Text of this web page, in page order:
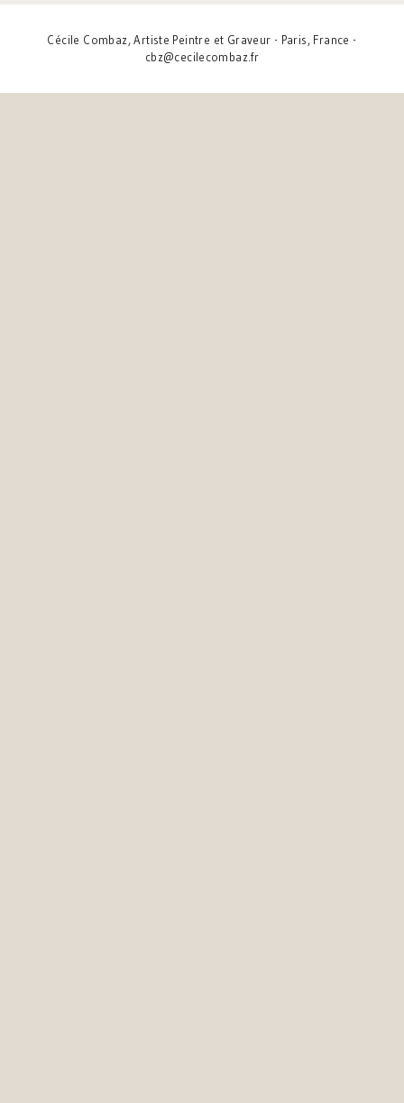
Cécile Combaz, Artiste Peintre et Graveur - Paris, France -
cbz@cecilecombaz.fr